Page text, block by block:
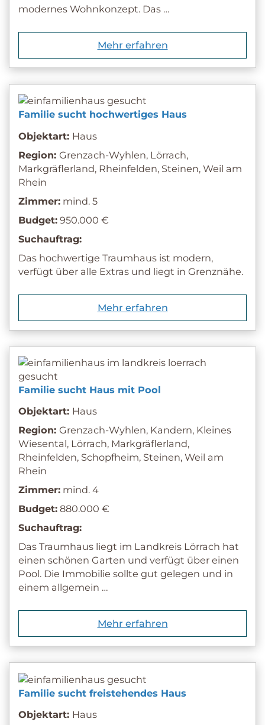
modernes Wohnkonzept. Das …
Mehr erfahren
Familie sucht hochwertiges Haus
Objektart: Haus
Region: Grenzach-Wyhlen, Lörrach,
Markgräflerland, Rheinfelden, Steinen, Weil am
Rhein
Zimmer: mind. 5
Budget: 950.000 €
Suchauftrag:
Das hochwertige Traumhaus ist modern,
verfügt über alle Extras und liegt in Grenznähe.
Mehr erfahren
Familie sucht Haus mit Pool
Objektart: Haus
Region: Grenzach-Wyhlen, Kandern, Kleines
Wiesental, Lörrach, Markgräflerland,
Rheinfelden, Schopfheim, Steinen, Weil am
Rhein
Zimmer: mind. 4
Budget: 880.000 €
Suchauftrag:
Das Traumhaus liegt im Landkreis Lörrach hat
einen schönen Garten und verfügt über einen
Pool. Die Immobilie sollte gut gelegen und in
einem allgemein …
Mehr erfahren
Familie sucht freistehendes Haus
Objektart: Haus